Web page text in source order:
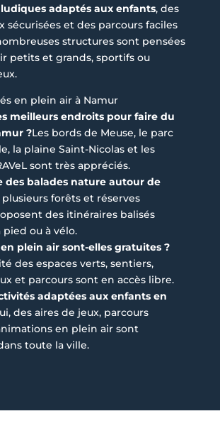
ludiques adaptés aux enfants, des
sécurisées et des parcours faciles
structures sont pensées
petits et grands, sportifs ou
en plein air à Namur
meilleurs endroits pour faire du
?Les bords de Meuse, le parc
la plaine Saint-Nicolas et les
sont très appréciés.
des balades nature autour de
plusieurs forêts et réserves
des itinéraires balisés
pied ou à vélo.
plein air sont-elles gratuites ?
des espaces verts, sentiers,
et parcours sont en accès libre.
adaptées aux enfants en
des aires de jeux, parcours
en plein air sont
toute la ville.